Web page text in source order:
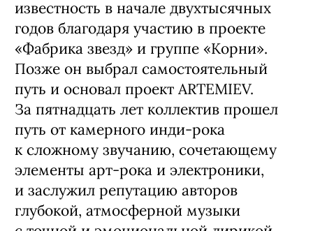
электронный и многослойный релиз
в своей 15-летней истории. Слушателей
ждет кинематографичная программа,
где фирменная живая
инструментальная основа соединяется
с новыми звуковыми экспериментами.